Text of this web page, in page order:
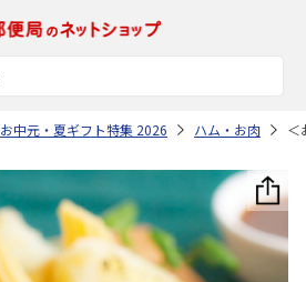
お中元・夏ギフト特集 2026 ハム・お肉 ＜